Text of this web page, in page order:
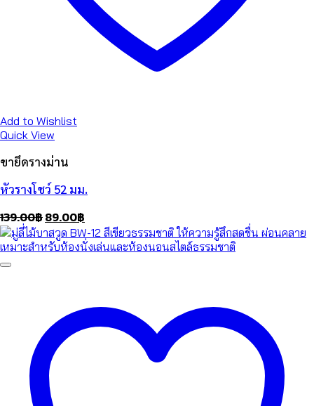
Add to Wishlist
Quick View
ขายึดรางม่าน
หัวรางโชว์ 52 มม.
139.00฿Original
price
was:
89.00฿
price
is: